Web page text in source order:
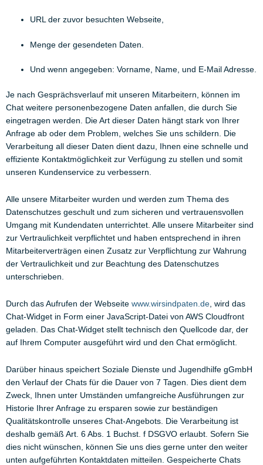
URL der zuvor besuchten Webseite,
Menge der gesendeten Daten.
Und wenn angegeben: Vorname, Name, und E-Mail Adresse.
Je nach Gesprächsverlauf mit unseren Mitarbeitern, können im
Chat weitere personenbezogene Daten anfallen, die durch Sie
eingetragen werden. Die Art dieser Daten hängt stark von Ihrer
Anfrage ab oder dem Problem, welches Sie uns schildern. Die
Verarbeitung all dieser Daten dient dazu, Ihnen eine schnelle und
effiziente Kontaktmöglichkeit zur Verfügung zu stellen und somit
unseren Kundenservice zu verbessern.
Alle unsere Mitarbeiter wurden und werden zum Thema des
Datenschutzes geschult und zum sicheren und vertrauensvollen
Umgang mit Kundendaten unterrichtet. Alle unsere Mitarbeiter sind
zur Vertraulichkeit verpflichtet und haben entsprechend in ihren
Mitarbeiterverträgen einen Zusatz zur Verpflichtung zur Wahrung
der Vertraulichkeit und zur Beachtung des Datenschutzes
unterschrieben.
Durch das Aufrufen der Webseite www.wirsindpaten.de , wird das
Chat-Widget in Form einer JavaScript-Datei von AWS Cloudfront
geladen. Das Chat-Widget stellt technisch den Quellcode dar, der
auf Ihrem Computer ausgeführt wird und den Chat ermöglicht.
Darüber hinaus speichert Soziale Dienste und Jugendhilfe gGmbH
den Verlauf der Chats für die Dauer von 7 Tagen. Dies dient dem
Zweck, Ihnen unter Umständen umfangreiche Ausführungen zur
Historie Ihrer Anfrage zu ersparen sowie zur beständigen
Qualitätskontrolle unseres Chat-Angebots. Die Verarbeitung ist
deshalb gemäß Art. 6 Abs. 1 Buchst. f DSGVO erlaubt. Sofern Sie
dies nicht wünschen, können Sie uns dies gerne unter den weiter
unten aufgeführten Kontaktdaten mitteilen. Gespeicherte Chats